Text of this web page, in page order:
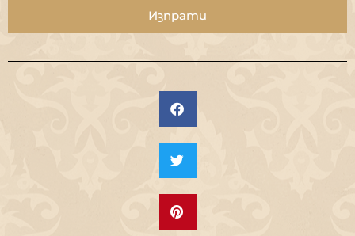
Изпрати